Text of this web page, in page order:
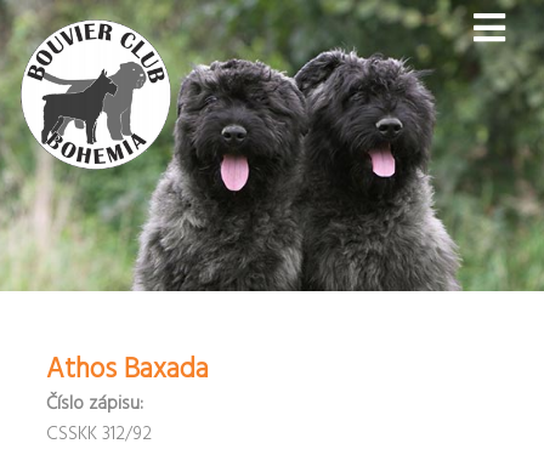
Athos Baxada
Číslo zápisu:
CSSKK 312/92